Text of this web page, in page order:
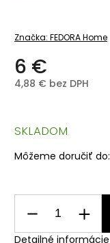
Značka: FEDORA Home
6 €
4,88 € bez DPH
SKLADOM
Môžeme doručiť do:
Detailné informácie